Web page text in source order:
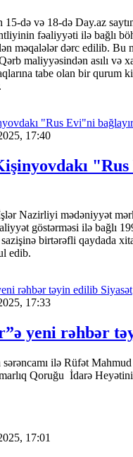
15-də və 18-də Day.az
fəaliyyəti ilə bağlı
məqalələr dərc edilib. Bu
maliyyəsindən asılı və
tabe olan bir qurum
17:40
Nazirliyi mədəniyyət
göstərməsi ilə bağlı
birtərəfli qaydada
edib.
Siyasət
17:33
yeni rəhbər
sərəncamı ilə Rüfət
Qoruğu İdarə
17:01